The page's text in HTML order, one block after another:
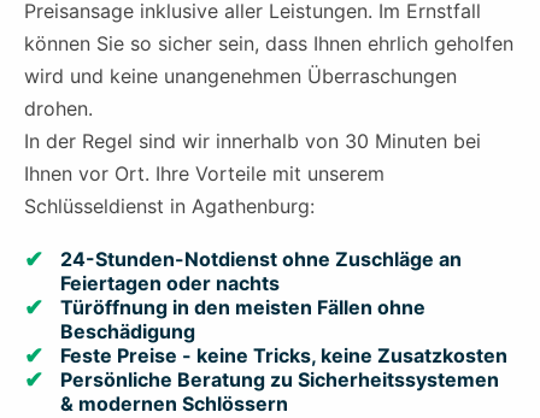
Preisansage inklusive aller Leistungen. Im Ernstfall
können Sie so sicher sein, dass Ihnen ehrlich geholfen
wird und keine unangenehmen Überraschungen
drohen.
In der Regel sind wir innerhalb von 30 Minuten bei
Ihnen vor Ort. Ihre Vorteile mit unserem
Schlüsseldienst in Agathenburg:
24-Stunden-Notdienst ohne Zuschläge an
Feiertagen oder nachts
Türöffnung in den meisten Fällen ohne
Beschädigung
Feste Preise - keine Tricks, keine Zusatzkosten
Persönliche Beratung zu Sicherheitssystemen
& modernen Schlössern